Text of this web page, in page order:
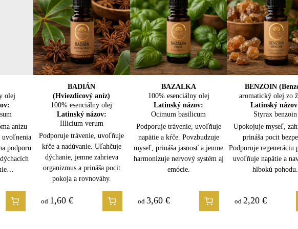
zvierat
Limonene, Linalool
olej
anízu
uvoľnenia
podporu
BADIÁN
(Hviezdicový aníz)
100% esenciálny olej
Latinský názov:
Illicium verum
Podporuje trávenie, uvoľňuje
kŕče a nadúvanie. Uľahčuje
dýchanie, jemne zahrieva
organizmus a prináša pocit
pokoja a rovnováhy.
od 1,60 €
BAZALKA
100% esenciálny olej
Latinský názov:
Ocimum basilicum
Podporuje trávenie, uvoľňuje
napätie a kŕče. Povzbudzuje
myseľ, prináša jasnosť a jemne
harmonizuje nervový systém aj
emócie.
od3,60 €
BENZOIN
aromatický olej zo
Latinský
Styrax benzoin
Upokojuje myseľ,
prináša pocit
Podporuje regeneráciu
uvoľňuje napätie a
hlbokú pohodu.
od2,20 €
olej
pocit
BOROVICA LESNÁ
100% esenciálny olej
Latinský názov:
Pinus sylvestris
Podporuje dýchanie, prečisťuje
vzduch a posilňuje imunitu.
Uvoľňuje svaly, osviežuje myseľ
a prináša pocit sily a sviežosti.
od 1,80 €
BREZA
100% esenciálny olej
Latinský názov:
Betula lenta
Prekrvuje, uvoľňuje svaly a kĺby.
Podporuje detoxikáciu, osviežuje
telo a prináša pocit úľavy,
vitality a vnútornej sily.
od2,50 €
CÉDROVÉ
(Atlas cedar)
100% esenciálny
Latinský názov:
Cedrus atlantica
Upokojuje myseľ,
uvoľňuje napätie.
dýchanie,
pokožku a prináša
od1,50 €
olej
vzduch,
hmyz.
uvoľňuje
a